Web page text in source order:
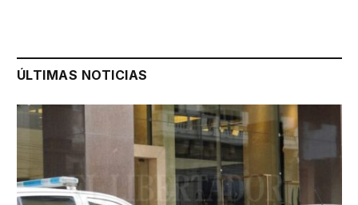
ÚLTIMAS NOTICIAS